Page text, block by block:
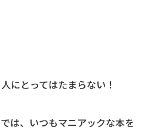
にとってはたまらない！
は、いつもマニアックな本を